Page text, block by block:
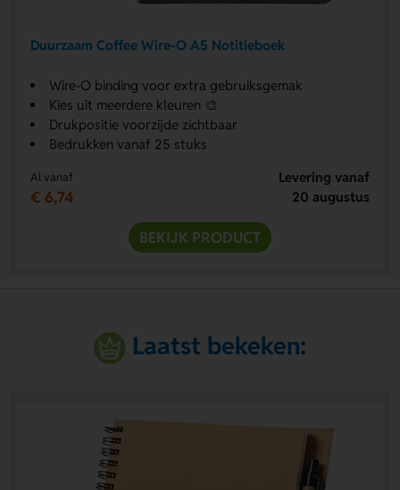
Duurzaam Coffee Wire-O A5 Notitieboek
Wire-O binding voor extra gebruiksgemak
Kies uit meerdere kleuren 🎨
Drukpositie voorzijde zichtbaar
Bedrukken vanaf 25 stuks
Al vanaf
€ 6,74
Levering vanaf
20 augustus
BEKIJK PRODUCT
Laatst bekeken: